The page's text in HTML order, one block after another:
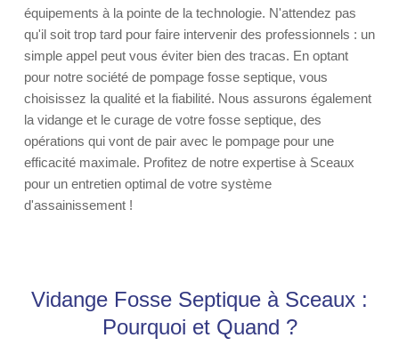
équipements à la pointe de la technologie. N'attendez pas
qu'il soit trop tard pour faire intervenir des professionnels : un
simple appel peut vous éviter bien des tracas. En optant
pour notre société de pompage fosse septique, vous
choisissez la qualité et la fiabilité. Nous assurons également
la vidange et le curage de votre fosse septique, des
opérations qui vont de pair avec le pompage pour une
efficacité maximale. Profitez de notre expertise à Sceaux
pour un entretien optimal de votre système
d'assainissement !
Vidange Fosse Septique à Sceaux :
Pourquoi et Quand ?